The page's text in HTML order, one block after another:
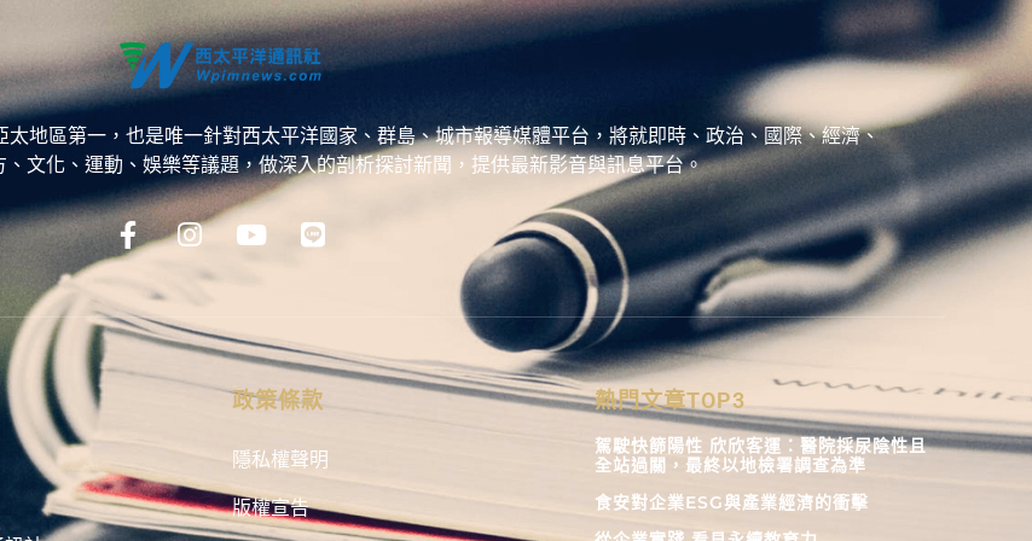
地區第一，也是唯一針對西太平洋國家、群島、城市報導媒體平台，將就即時、政治、國際、經濟、
文化、運動、娛樂等議題，做深入的剖析探討新聞，提供最新影音與訊息平台。
政策條款
隱私權聲明
版權宣告
熱門文章TOP3
駕駛快篩陽性 欣欣客運：醫院採尿陰性且
全站過關，最終以地檢署調查為準
食安對企業ESG與產業經濟的衝擊